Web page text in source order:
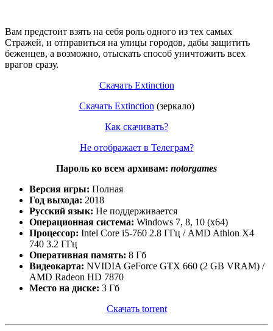
Вам предстоит взять на себя роль одного из тех самых
Стражей, и отправиться на улицы городов, дабы защитить
беженцев, а возможно, отыскать способ уничтожить всех
врагов сразу.
Скачать Extinction
Скачать Extinction (зеркало)
Как скачивать?
Не отображает в Телеграм?
Пароль ко всем архивам: notorgames
Версия игры: Полная
Год выхода: 2018
Русский язык: Не поддерживается
Операционная система: Windows 7, 8, 10 (x64)
Процессор: Intel Core i5-760 2.8 ГГц / AMD Athlon X4
740 3.2 ГГц
Оперативная память: 8 Гб
Видеокарта: NVIDIA GeForce GTX 660 (2 GB VRAM) /
AMD Radeon HD 7870
Место на диске: 3 Гб
Скачать torrent